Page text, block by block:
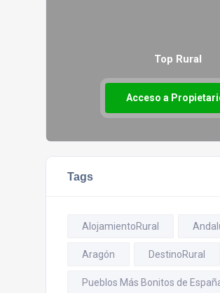
Top Rural
Acceso a
Tags
AlojamientoRural
Aragón DestinoRural
Pueblos Más Bonitos de